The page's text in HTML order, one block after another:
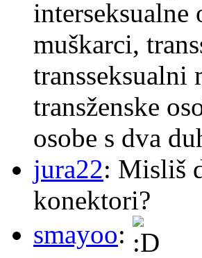
interseksualne
muškarci,
transseksualni
transženske
osobe s dva
jura22: Misliš
konektori?
smayoo: